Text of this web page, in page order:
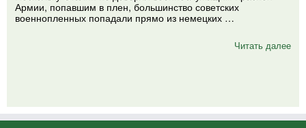
Армии, попавшим в плен, большинство советских
военнопленных попадали прямо из немецких …
Читать далее